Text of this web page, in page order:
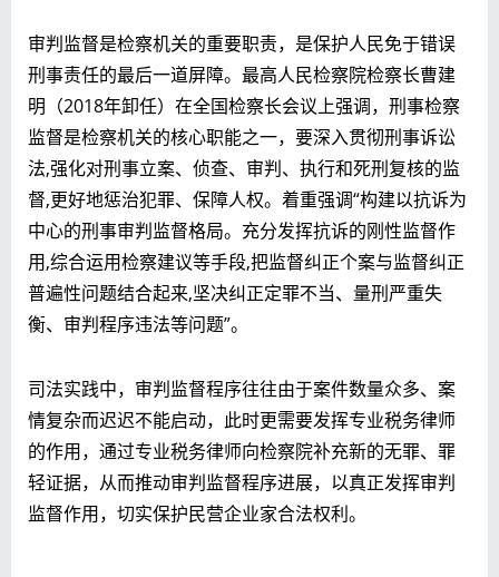
审判监督是检察机关的重要职责，是保护人民免于错误
刑事责任的最后一道屏障。最高人民检察院检察长曹建
明（2018年卸任）在全国检察长会议上强调，刑事检察
监督是检察机关的核心职能之一，要深入贯彻刑事诉讼
法,强化对刑事立案、侦查、审判、执行和死刑复核的监
督,更好地惩治犯罪、保障人权。着重强调“构建以抗诉为
中心的刑事审判监督格局。充分发挥抗诉的刚性监督作
用,综合运用检察建议等手段,把监督纠正个案与监督纠正
普遍性问题结合起来,坚决纠正定罪不当、量刑严重失
衡、审判程序违法等问题”。
司法实践中，审判监督程序往往由于案件数量众多、案
情复杂而迟迟不能启动，此时更需要发挥专业税务律师
的作用，通过专业税务律师向检察院补充新的无罪、罪
轻证据，从而推动审判监督程序进展，以真正发挥审判
监督作用，切实保护民营企业家合法权利。